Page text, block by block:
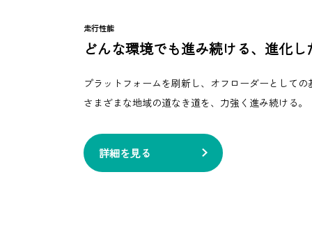
走行性能
どんな環境でも進み続ける、進化し
プラットフォームを刷新し、オフローダーとして
さまざまな地域の道なき道を、力強く進み続ける。
詳細を見る